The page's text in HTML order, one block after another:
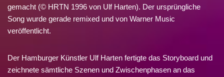
gemacht (© HRTN 1996 von Ulf Harten). Der ursprüngliche
Song wurde gerade remixed und von Warner Music
veröffentlicht.
Der Hamburger Künstler Ulf Harten fertigte das Storyboard und
zeichnete sämtliche Szenen und Zwischenphasen an das